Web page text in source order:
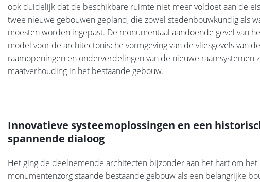
ook duidelijk dat de beschikbare ruimte niet meer voldoet aan de
twee nieuwe gebouwen gepland, die zowel stedenbouwkundig als
moesten worden ingepast. De monumentaal aandoende gevel van
model voor de architectonische vormgeving van de vliesgevels van
raamopeningen en onderverdelingen van de nieuwe
maatverhouding in het bestaande gebouw.
Innovatieve systeemoplossingen en een
spannende dialoog
Het ging de deelnemende architecten bijzonder aan het hart om
monumentenzorg staande bestaande gebouw als een belangrijke